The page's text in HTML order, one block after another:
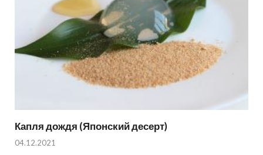
Капля дождя (Японский десерт)
04.12.2021